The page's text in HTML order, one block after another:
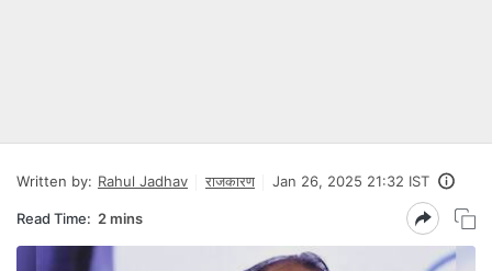
Written by: Rahul Jadhav राजकारण Jan 26, 2025 21:32 IST
Read Time: 2 mins